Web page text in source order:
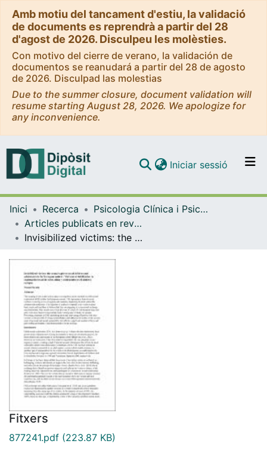
Amb motiu del tancament d'estiu, la validació
de documents es reprendrà a partir del 28
d'agost de 2026. Disculpeu les molèsties.
Con motivo del cierre de verano, la validación de
documentos se reanudará a partir del 28 de agosto
de 2026. Disculpad las molestias
Due to the summer closure, document validation will
resume starting August 28, 2026. We apologize for
any inconvenience.
Navega per tot el DD
Iniciar sessió (current)
Inici Recerca
Psicologia Clínica i Psicobiologia
Articles publicats en revistes (Psicologia Clínica i Psicobiologia)
Invisibilized victims: the sexual exploitation of children and adolescents in the European context
Fitxers
877241.pdf (223.87 KB)